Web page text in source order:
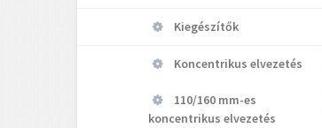
Kiegészítők
Koncentrikus elvezetés
110/160 mm-es
koncentrikus elvezetés